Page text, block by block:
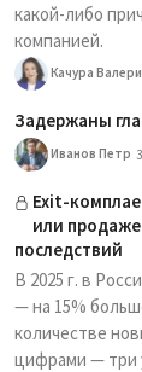
какой-либо
компанией.
Качура
Задержаны
Иванов Петр
Exit-
или
последствий
В 2025 г. в
— на 15%
количестве
цифрами — три